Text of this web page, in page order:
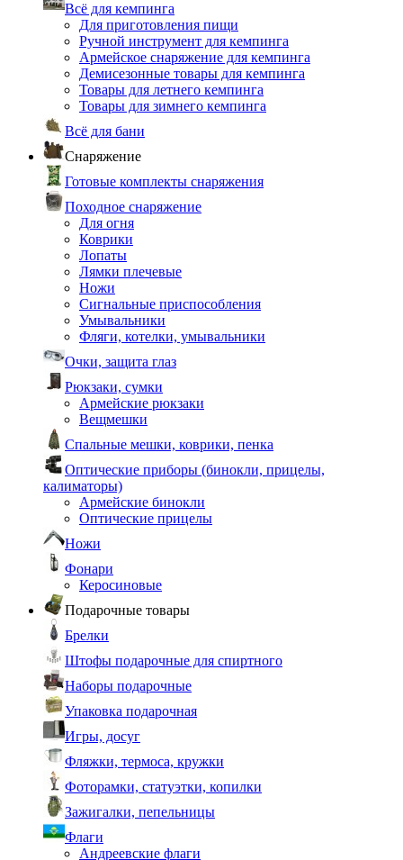
Всё для кемпинга
Для приготовления пищи
Ручной инструмент для кемпинга
Армейское снаряжение для кемпинга
Демисезонные товары для кемпинга
Товары для летнего кемпинга
Товары для зимнего кемпинга
Всё для бани
Снаряжение
Готовые комплекты снаряжения
Походное снаряжение
Для огня
Коврики
Лопаты
Лямки плечевые
Ножи
Сигнальные приспособления
Умывальники
Фляги, котелки, умывальники
Очки, защита глаз
Рюкзаки, сумки
Армейские рюкзаки
Вещмешки
Спальные мешки, коврики, пенка
Оптические приборы (бинокли, прицелы,
калиматоры)
Армейские бинокли
Оптические прицелы
Ножи
Фонари
Керосиновые
Подарочные товары
Брелки
Штофы подарочные для спиртного
Наборы подарочные
Упаковка подарочная
Игры, досуг
Фляжки, термоса, кружки
Фоторамки, статуэтки, копилки
Зажигалки, пепельницы
Флаги
Андреевские флаги